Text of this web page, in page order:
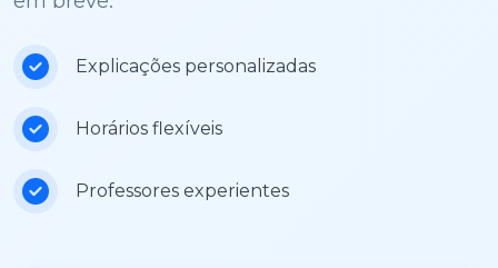
Explicações personalizadas
Horários flexíveis
Professores experientes